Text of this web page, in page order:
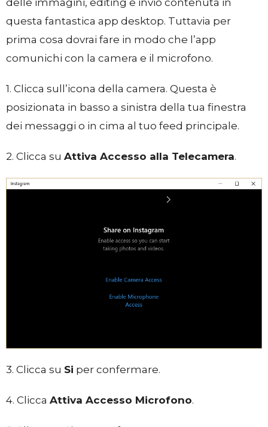
questa fantastica app desktop. Tuttavia per
prima cosa dovrai fare in modo che l’app
comunichi con la camera e il microfono.
1. Clicca sull’icona della camera. Questa è
posizionata in basso a sinistra della tua finestra
dei messaggi o in cima al tuo feed principale.
2. Clicca su Attiva Accesso alla Telecamera.
3. Clicca su Si per confermare.
4. Clicca Attiva Accesso Microfono.